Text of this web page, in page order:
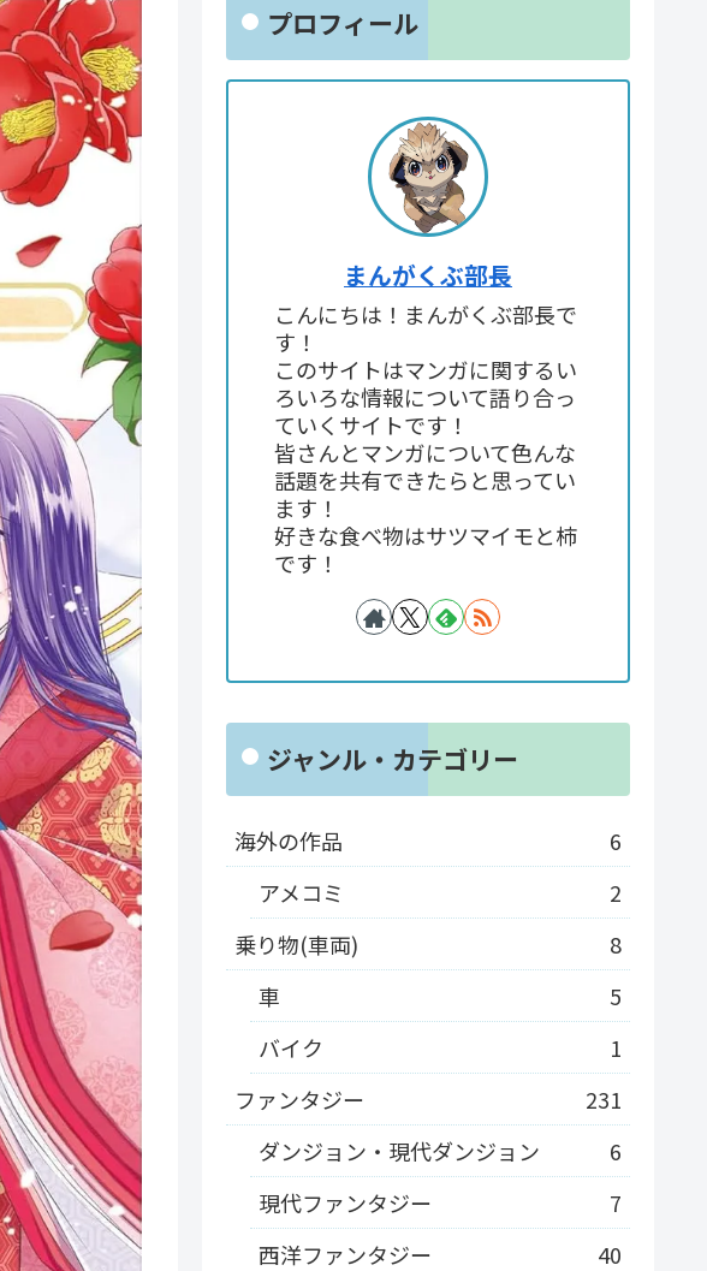
プロフィール
まんがくぶ部長
こんにちは！まんがくぶ部長で
す！
このサイトはマンガに関するい
ろいろな情報について語り合っ
ていくサイトです！
皆さんとマンガについて色んな
話題を共有できたらと思ってい
ます！
好きな食べ物はサツマイモと柿
です！
ジャンル・カテゴリー
海外の作品
6
アメコミ
2
乗り物(車両)
8
車
5
バイク
1
ファンタジー
231
ダンジョン・現代ダンジョン
6
現代ファンタジー
7
西洋ファンタジー
40